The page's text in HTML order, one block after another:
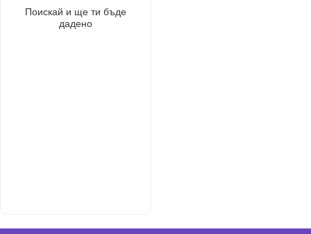
Поискай и ще ти бъде
дадено